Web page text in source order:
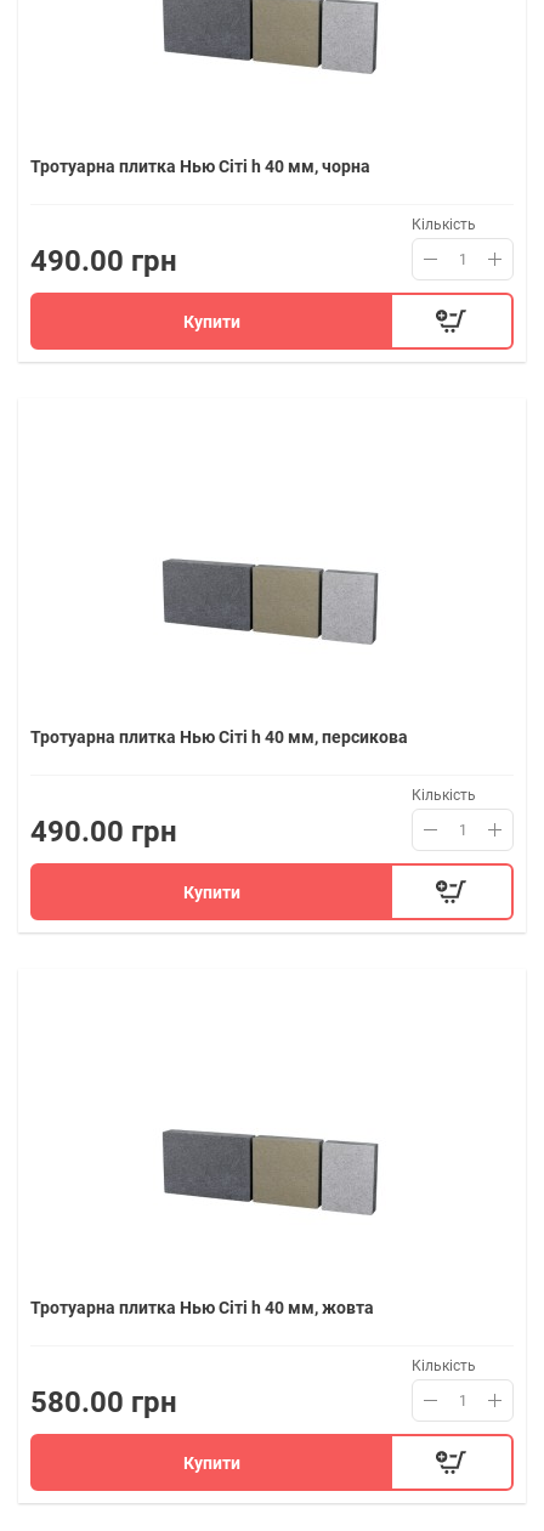
Тротуарна плитка Нью Сіті h 40 мм, чорна
490.00 грн
Кількість
Купити
Тротуарна плитка Нью Сіті h 40 мм, персикова
490.00 грн
Кількість
Купити
Тротуарна плитка Нью Сіті h 40 мм, жовта
580.00 грн
Кількість
Купити